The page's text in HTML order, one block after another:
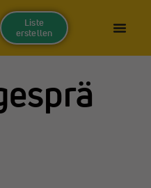
Liste
erstellen